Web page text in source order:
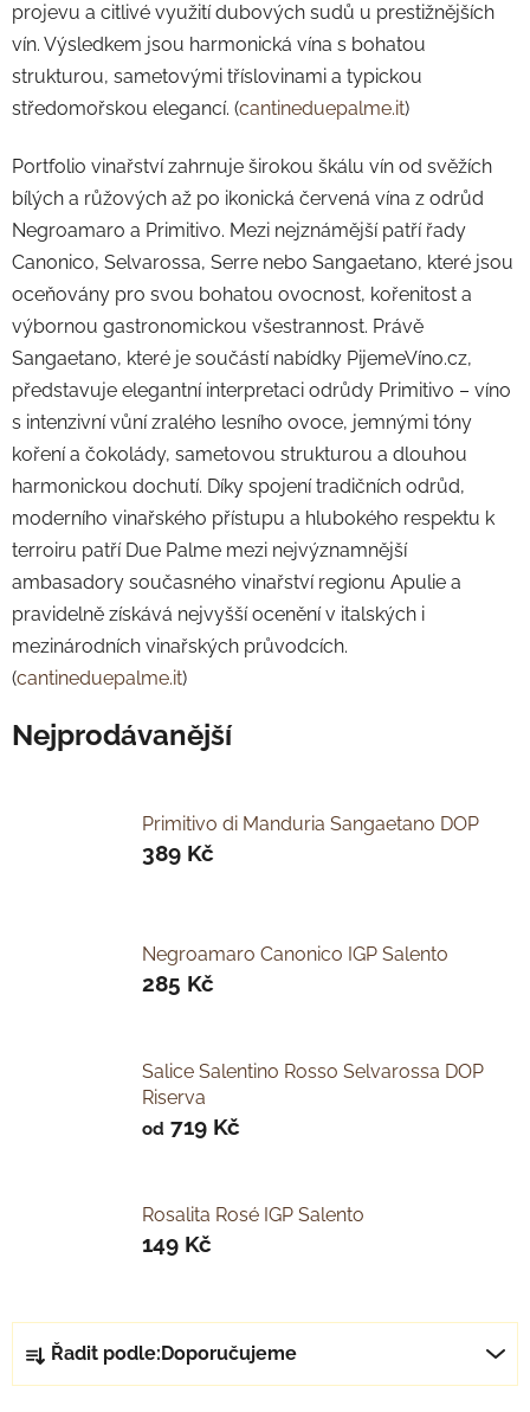
projevu a citlivé využití dubových sudů u prestižnějších
vín. Výsledkem jsou harmonická vína s bohatou
strukturou, sametovými tříslovinami a typickou
středomořskou elegancí. (cantineduepalme.it)
Portfolio vinařství zahrnuje širokou škálu vín od svěžích
bílých a růžových až po ikonická červená vína z odrůd
Negroamaro a Primitivo. Mezi nejznámější patří řady
Canonico, Selvarossa, Serre nebo Sangaetano, které jsou
oceňovány pro svou bohatou ovocnost, kořenitost a
výbornou gastronomickou všestrannost. Právě
Sangaetano, které je součástí nabídky PijemeVíno.cz,
představuje elegantní interpretaci odrůdy Primitivo – víno
s intenzivní vůní zralého lesního ovoce, jemnými tóny
koření a čokolády, sametovou strukturou a dlouhou
harmonickou dochutí. Díky spojení tradičních odrůd,
moderního vinařského přístupu a hlubokého respektu k
terroiru patří Due Palme mezi nejvýznamnější
ambasadory současného vinařství regionu Apulie a
pravidelně získává nejvyšší ocenění v italských i
mezinárodních vinařských průvodcích.
(cantineduepalme.it)
Nejprodávanější
Primitivo di Manduria Sangaetano DOP
389 Kč
Negroamaro Canonico IGP Salento
285 Kč
Salice Salentino Rosso Selvarossa DOP
Riserva
od 719 Kč
Rosalita Rosé IGP Salento
149 Kč
a
z
Řadit podle: Doporučujeme